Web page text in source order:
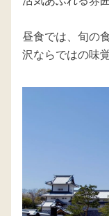
昼食では、旬の
沢ならではの味